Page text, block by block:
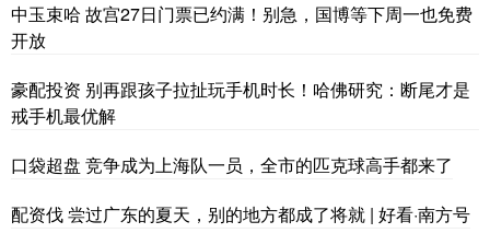
中玉束哈 故宫27日门票已约满！别急，国博等下周一也免费
开放
豪配投资 别再跟孩子拉扯玩手机时长！哈佛研究：断尾才是
戒手机最优解
口袋超盘 竞争成为上海队一员，全市的匹克球高手都来了
配资伐 尝过广东的夏天，别的地方都成了将就 | 好看·南方号